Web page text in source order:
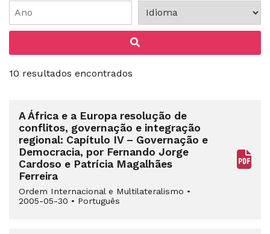
10 resultados encontrados
A África e a Europa resolução de
conflitos, governação e integração
regional: Capítulo IV – Governação e
Democracia, por Fernando Jorge
Cardoso e Patrícia Magalhães
Ferreira
Ordem Internacional e Multilateralismo •
2005-05-30 • Português